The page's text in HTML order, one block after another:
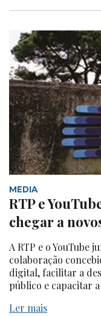
MEDIA
RTP e
chegar a
A RTP e o YouTube
colaboração
digital, facilitar a
público e capacitar
Ler mais